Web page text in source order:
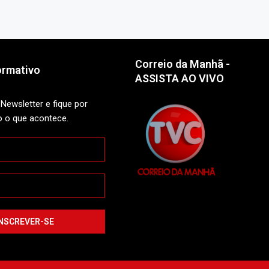
e fique por
o que acontece.
Correio da Manhã -
ASSISTA AO VIVO